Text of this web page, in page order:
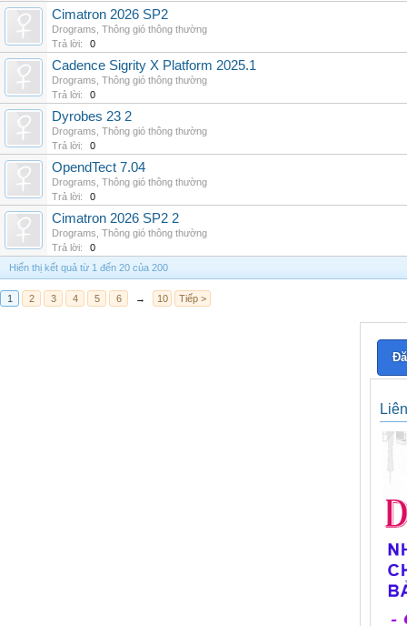
Cimatron 2026 SP2
Drograms Thông gió thông thường
Trả lời:
0
Cadence Sigrity X Platform 2025.1
Drograms Thông gió thông thường
Trả lời:
0
Dyrobes 23 2
Drograms Thông gió thông thường
Trả lời:
0
OpendTect 7.04
Drograms Thông gió thông thường
Trả lời:
0
Cimatron 2026 SP2 2
Drograms Thông gió thông thường
Trả lời:
0
Hiển thị kết quả từ 1 đến 20 của 200
1 2 3 4 5 6 → 10 Tiếp >